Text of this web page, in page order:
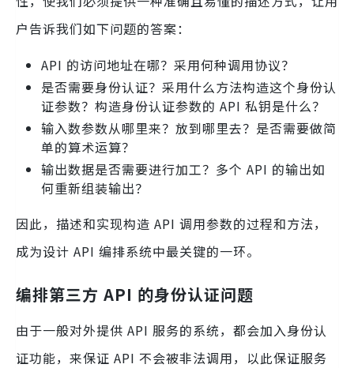
户告诉我们如下问题的答案：
API 的访问地址在哪？采用何种调用协议？
是否需要身份认证？采用什么方法构造这个身份认
证参数？构造身份认证参数的 API 私钥是什么？
输入数参数从哪里来？放到哪里去？是否需要做简
单的算术运算？
输出数据是否需要进行加工？多个 API 的输出如
何重新组装输出？
因此，描述和实现构造 API 调用参数的过程和方法，
成为设计 API 编排系统中最关键的一环。
编排第三方 API 的身份认证问题
由于一般对外提供 API 服务的系统，都会加入身份认
证功能，来保证 API 不会被非法调用，以此保证服务